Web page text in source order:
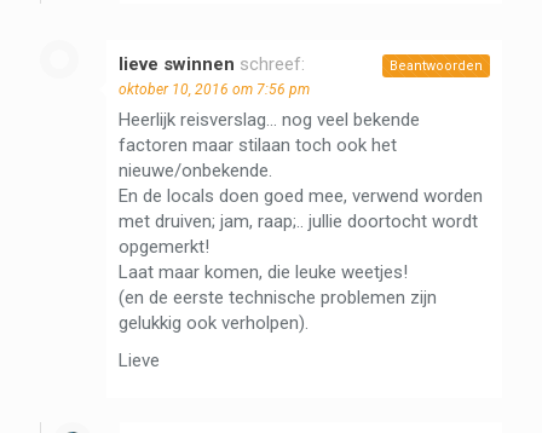
lieve swinnen schreef:
oktober 10, 2016 om 7:56 pm
Heerlijk reisverslag… nog veel bekende
factoren maar stilaan toch ook het
nieuwe/onbekende.
En de locals doen goed mee, verwend worden
met druiven; jam, raap;.. jullie doortocht wordt
opgemerkt!
Laat maar komen, die leuke weetjes!
(en de eerste technische problemen zijn
gelukkig ook verholpen).
Lieve
Beantwoorden